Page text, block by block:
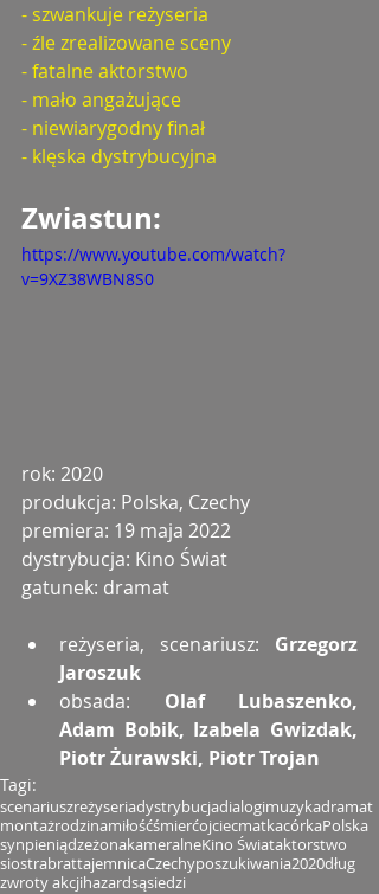
- szwankuje reżyseria
- źle zrealizowane sceny
- fatalne aktorstwo
- mało angażujące
- niewiarygodny finał
- klęska dystrybucyjna
Zwiastun:
https://www.youtube.com/watch?
v=9XZ38WBN8S0
rok: 2020
produkcja: Polska, Czechy
premiera: 19 maja 2022
dystrybucja: Kino Świat
gatunek: dramat
reżyseria, scenariusz: Grzegorz
Jaroszuk
obsada: Olaf Lubaszenko,
Adam Bobik, Izabela Gwizdak,
Piotr Żurawski, Piotr Trojan
Tagi:
scenariuszreżyseriadystrybucjadialogimuzykadramat
montażrodzinamiłośćśmierćojciecmatkacórkaPolska
synpieniądzeżonakameralneKino Świataktorstwo
siostrabrattajemnicaCzechyposzukiwania2020dług
zwroty akcjihazardsąsiedzi